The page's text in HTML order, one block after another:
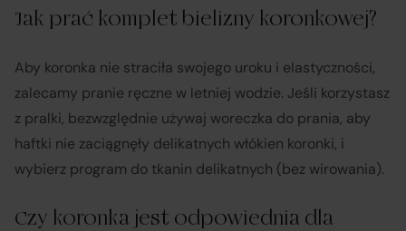
Jak prać komplet bielizny koronkowej?
Aby koronka nie straciła swojego uroku i elastyczności,
zalecamy pranie ręczne w letniej wodzie. Jeśli korzystasz
z pralki, bezwzględnie używaj woreczka do prania, aby
haftki nie zaciągnęły delikatnych włókien koronki, i
wybierz program do tkanin delikatnych (bez wirowania).
Czy koronka jest odpowiednia dla